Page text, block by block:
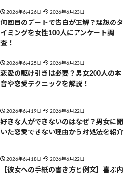
2026年6月26日 2026年6月23日
何回目のデートで告白が正解？理想のタ
イミングを女性100人にアンケート調
査！
2026年6月25日 2026年6月23日
恋愛の駆け引きは必要？男女200人の本
音や恋愛テクニックを解説！
2026年6月19日 2026年6月22日
好きな人ができないのはなぜ？男女に聞
いた恋愛できない理由から対処法を紹介
2026年6月18日 2026年6月22日
【彼女への手紙の書き方と例文】喜ぶ内